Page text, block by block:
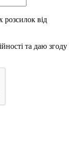
від
та даю згоду